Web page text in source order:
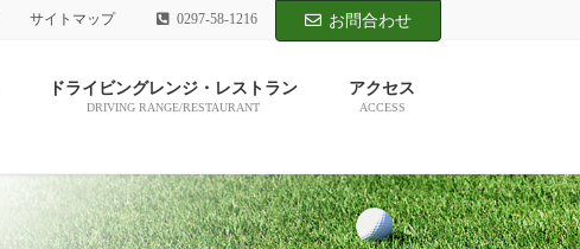
サイトマップ 0297-58-1216 お問合わせ
ドライビングレンジ・レストラン
DRIVING RANGE/RESTAURANT
アクセス
ACCESS